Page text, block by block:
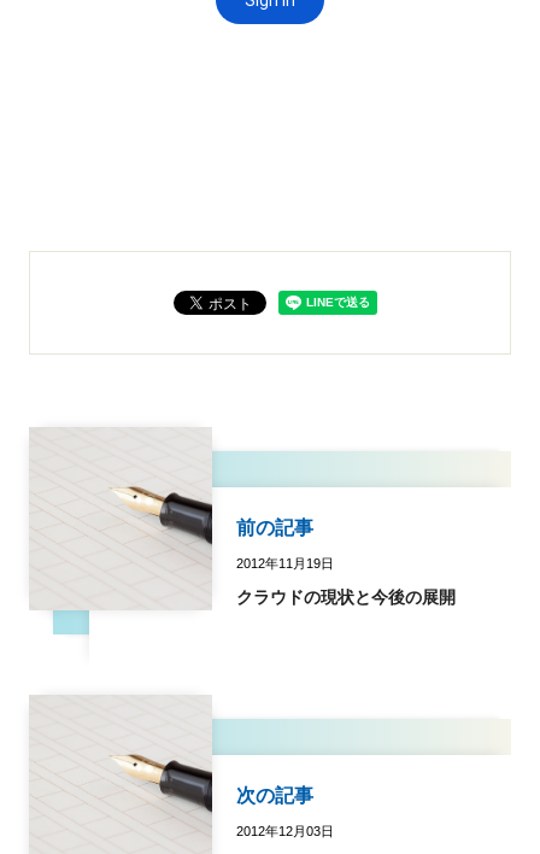
前の記事
2012年11月19日
クラウドの現状と今後の展開
次の記事
2012年12月03日